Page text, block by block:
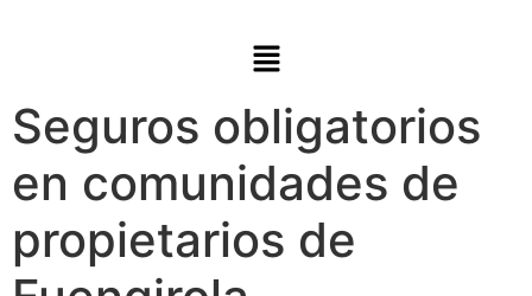
Seguros obligatorios
en comunidades de
propietarios de